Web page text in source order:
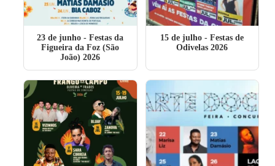
23 de junho - Festas da
Figueira da Foz (São
João) 2026
15 de julho - Festas de
Odivelas 2026